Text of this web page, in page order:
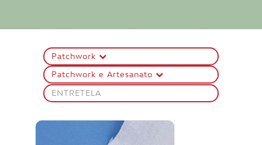
Patchwork
Patchwork e Artesanato
ENTRETELA